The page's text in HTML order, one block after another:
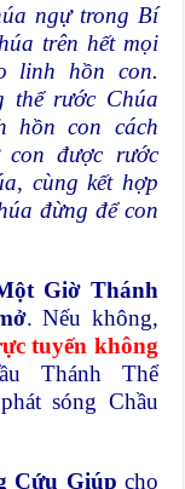
ngự trong Bí
trên hết mọi
linh hồn con.
thể rước Chúa
hồn con cách
con được rước
cùng kết hợp
đừng để con
Giờ Thánh
. Nếu không,
tuyến không
Thánh Thể
sóng Chầu
Cứu Giúp cho